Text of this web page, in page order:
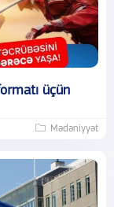
üçün
Mədəniyyət